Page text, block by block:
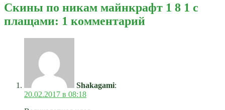
Скины по никам майнкрафт 1 8 1 с
плащами: 1 комментарий
Shakagami:
20.02.2017 в 08:18